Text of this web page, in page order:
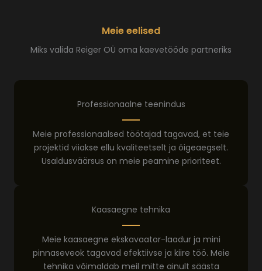
Meie eelised
Miks valida Reiger OÜ oma kaevetööde partneriks
Professionaalne teenindus
Meie professionaalsed töötajad tagavad, et teie
projektid viiakse ellu kvaliteetselt ja õigeaegselt.
Usaldusväärsus on meie peamine prioriteet.
Kaasaegne tehnika
Meie kaasaegne ekskavaator-laadur ja mini
pinnaseveok tagavad efektiivse ja kiire töö. Meie
tehnika võimaldab meil mitte ainult säästa